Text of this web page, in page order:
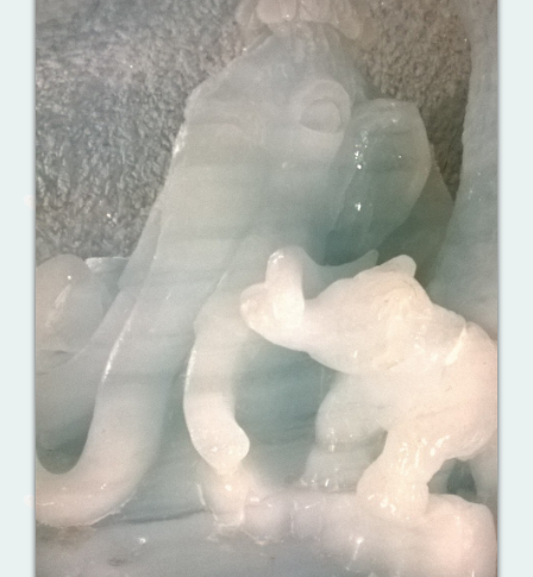
Ваш английский здесь!
Интерактивные упражнения, FCE и
многое другое. Практические советы в
моих аудиоуроках.
Назови их!